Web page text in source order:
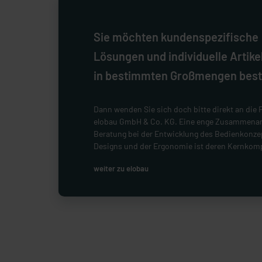
Sie möchten kundenspezifische
Lösungen und individuelle
in bestimmten Großmengen
Dann wenden Sie sich doch bitte direkt an die
elobau GmbH & Co. KG. Eine enge
Beratung bei der Entwicklung des
Designs und der Ergonomie ist deren
weiter zu elobau